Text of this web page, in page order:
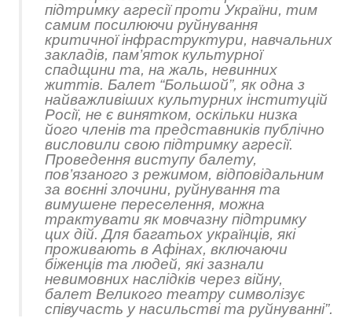
підтримку агресії проти України, тим
самим посилюючи руйнування
критичної інфраструктури, навчальних
закладів, пам’яток культурної
спадщини та, на жаль, невинних
життів. Балет “Большой”, як одна з
найважливіших культурних інституцій
Росії, не є винятком, оскільки низка
його членів та представників публічно
висловили свою підтримку агресії.
Проведення виступу балету,
пов’язаного з режимом, відповідальним
за воєнні злочини, руйнування та
вимушене переселення, можна
трактувати як мовчазну підтримку
цих дій. Для багатьох українців, які
проживають в Афінах, включаючи
біженців та людей, які зазнали
невимовних наслідків через війну,
балет Великого театру символізує
співучасть у насильстві та руйнуванні”.